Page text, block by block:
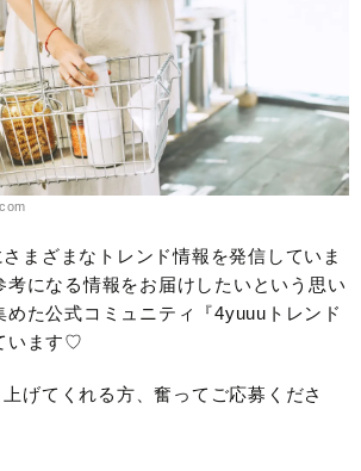
まざまなトレンド情報を発信していま
考になる情報をお届けしたいという思い
めた公式コミュニティ『4yuuuトレンド
います♡
げてくれる方、奮ってご応募くださ